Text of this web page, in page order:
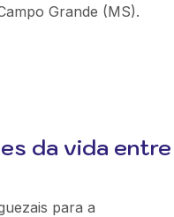
Grande (MS).
da vida entre
para a